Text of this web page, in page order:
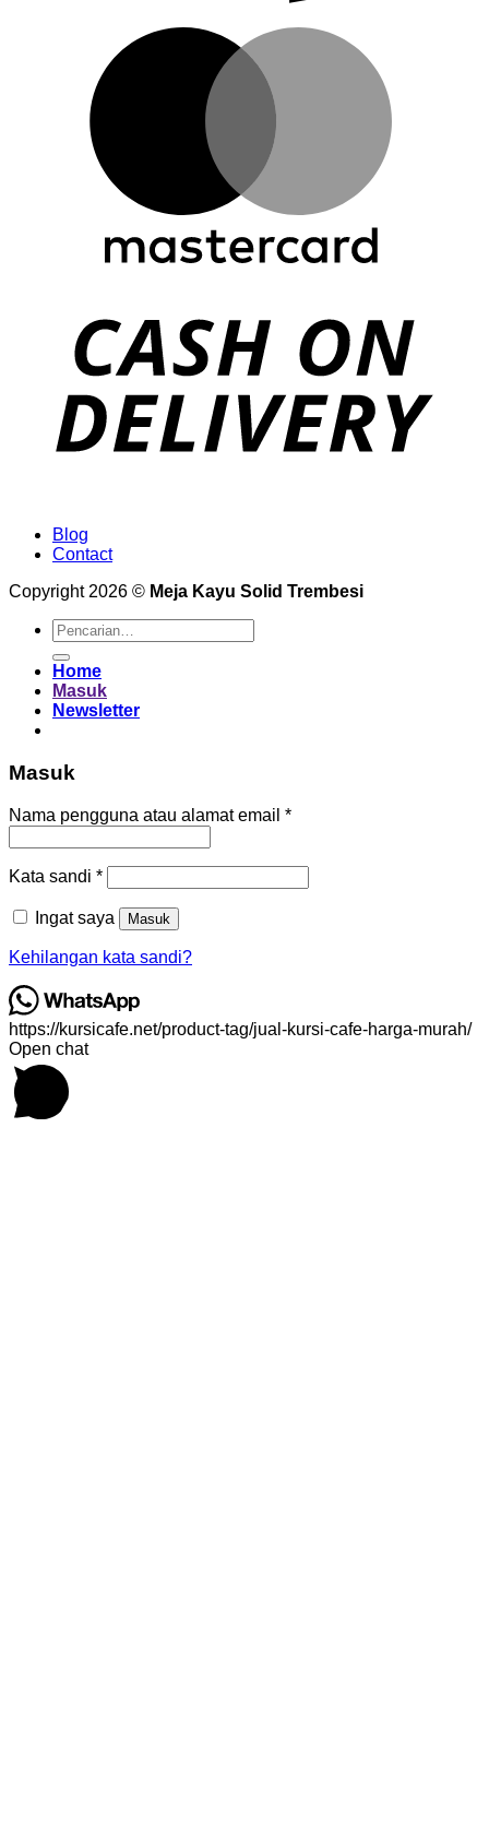
Blog
Contact
Copyright 2026 © Meja Kayu Solid Trembesi
Pencarian
untuk:
Home
Masuk
Newsletter
Masuk
Nama pengguna atau alamat email *Wajib
Kata sandi *Wajib
Ingat saya Masuk
Kehilangan kata sandi?
https://kursicafe.net/product-tag/jual-kursi-cafe-harga-murah/
Open chat